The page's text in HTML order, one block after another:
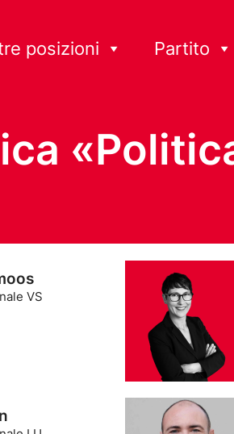
posizioni Partito
VS